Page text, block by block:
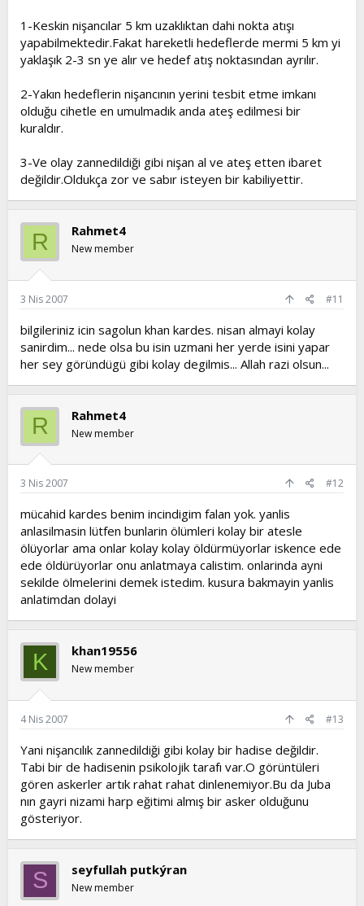
1-Keskin nişancılar 5 km uzaklıktan dahi nokta atışı
yapabilmektedir.Fakat hareketli hedeflerde mermi 5 km yi
yaklaşık 2-3 sn ye alır ve hedef atış noktasından ayrılır.
2-Yakın hedeflerin nişancının yerini tesbit etme imkanı
olduğu cihetle en umulmadık anda ateş edilmesi bir
kuraldır.
3-Ve olay zannedildiği gibi nişan al ve ateş etten ibaret
değildir.Oldukça zor ve sabır isteyen bir kabiliyettir.
R Rahmet4
New member
3 Nis 2007 #11
bilgileriniz icin sagolun khan kardes. nisan almayi kolay
sanirdim... nede olsa bu isin uzmani her yerde isini yapar
her sey göründügü gibi kolay degilmis... Allah razi olsun...
R Rahmet4
New member
3 Nis 2007 #12
mücahid kardes benim incindigim falan yok. yanlis
anlasilmasin lütfen bunlarin ölümleri kolay bir atesle
ölüyorlar ama onlar kolay kolay öldürmüyorlar iskence ede
ede öldürüyorlar onu anlatmaya calistim. onlarinda ayni
sekilde ölmelerini demek istedim. kusura bakmayin yanlis
anlatimdan dolayi
K khan19556
New member
4 Nis 2007 #13
Yani nişancılık zannedildiği gibi kolay bir hadise değildir.
Tabi bir de hadisenin psikolojik tarafı var.O görüntüleri
gören askerler artık rahat rahat dinlenemiyor.Bu da Juba
nın gayri nizami harp eğitimi almış bir asker olduğunu
gösteriyor.
S seyfullah putkýran
New member